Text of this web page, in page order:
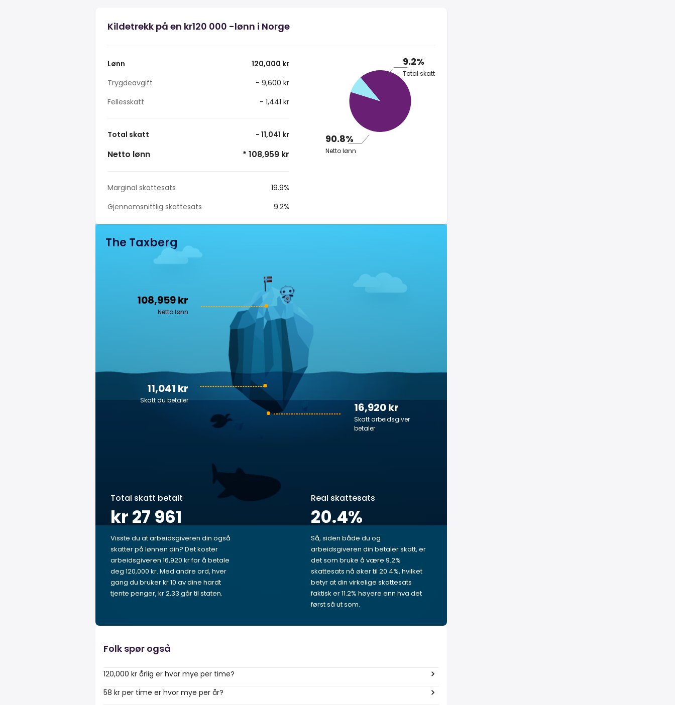
Kildetrekk på en kr120 000 -lønn i Norge
Lønn
120,000 kr
Trygdeavgift
- 9,600 kr
Fellesskatt
- 1,441 kr
Total skatt - 11,041 kr
Netto lønn * 108,959 kr
Marginal skattesats
19.9%
Gjennomsnittlig skattesats
9.2%
9.2%
Total skatt
90.8%
Netto lønn
The Taxberg
108,959 kr
Netto lønn
16,920 kr
Skatt arbeidsgiver
betaler
11,041 kr
Skatt du betaler
Total skatt betalt
kr 27 961
Visste du at arbeidsgiveren din også
skatter på lønnen din? Det koster
arbeidsgiveren 16,920 kr for å betale
deg 120,000 kr. Med andre ord, hver
gang du bruker kr 10 av dine hardt
tjente penger, kr 2,33 går til staten.
Real skattesats
20.4%
Så, siden både du og
arbeidsgiveren din betaler skatt, er
det som bruke å være 9.2%
skattesats nå øker til 20.4%, hvilket
betyr at din virkelige skattesats
faktisk er 11.2% høyere enn hva det
først så ut som.
Folk spør også
120,000 kr årlig er hvor mye per time?
58 kr per time er hvor mye per år?